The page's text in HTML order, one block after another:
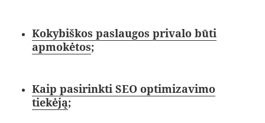
Kokybiškos paslaugos privalo būti
apmokėtos;
Kaip pasirinkti SEO optimizavimo
tiekėją;